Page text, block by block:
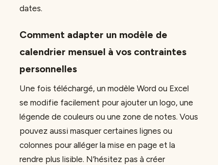
dates.
Comment adapter un modèle de
calendrier mensuel à vos contraintes
personnelles
Une fois téléchargé, un modèle Word ou Excel
se modifie facilement pour ajouter un logo, une
légende de couleurs ou une zone de notes. Vous
pouvez aussi masquer certaines lignes ou
colonnes pour alléger la mise en page et la
rendre plus lisible. N’hésitez pas à créer